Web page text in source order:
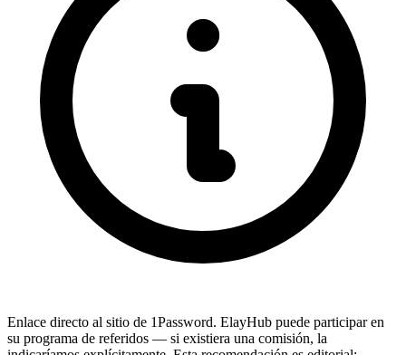
Enlace directo al sitio de 1Password. ElayHub puede participar en
su programa de referidos — si existiera una comisión, la